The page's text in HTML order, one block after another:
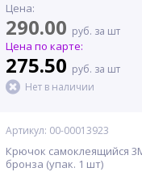
Цена:
290.00 руб. за шт
Цена по карте:
275.50 руб. за шт
Нет в наличии
Артикул: 00-00013923
Крючок самоклеящийся
бронза (упак. 1 шт)